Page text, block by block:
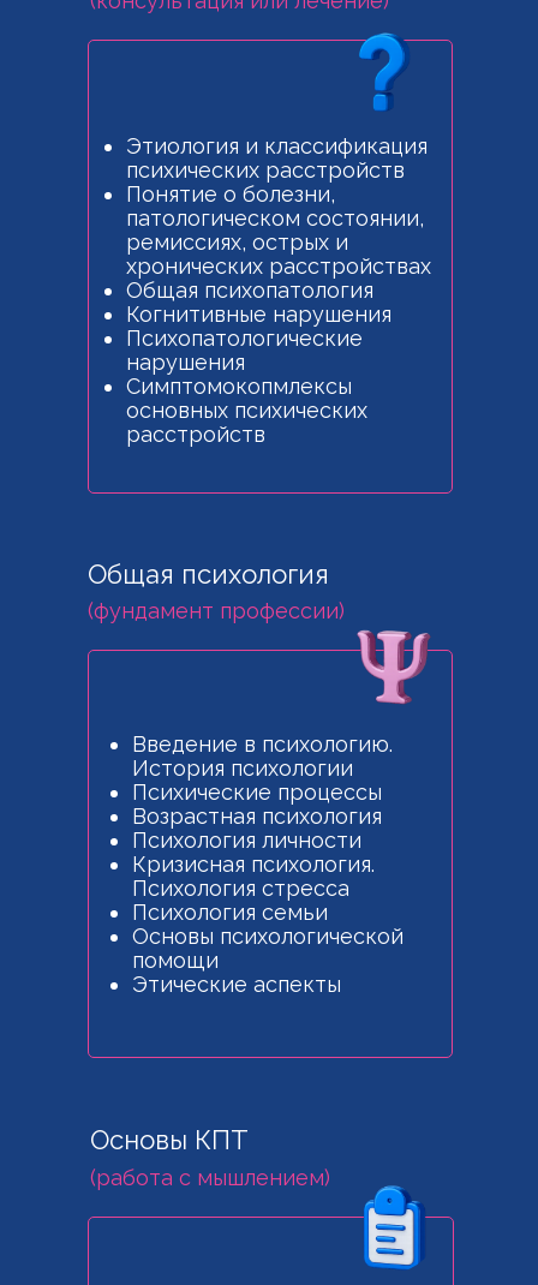
Этиология и классификация
психических расстройств
Понятие о болезни,
патологическом состоянии,
ремиссиях, острых и
хронических расстройствах
Общая психопатология
Когнитивные нарушения
Психопатологические
нарушения
Симптомокопмлексы
основных психических
расстройств
Общая психология
(фундамент профессии)
Введение в психологию.
История психологии
Психические процессы
Возрастная психология
Психология личности
Кризисная психология.
Психология стресса
Психология семьи
Основы психологической
помощи
Этические аспекты
Основы КПТ
(работа с мышлением)